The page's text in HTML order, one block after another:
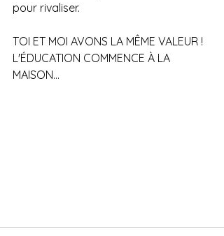
pour rivaliser.
TOI ET MOI AVONS LA MÊME VALEUR !
L'ÉDUCATION COMMENCE À LA
MAISON...